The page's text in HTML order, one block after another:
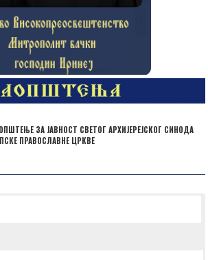
ЗА ЈАВНОСТ СВЕТОГ АРХИЈЕРЕЈСКОГ СИНОДА
ПРАВОСЛАВНЕ ЦРКВЕ